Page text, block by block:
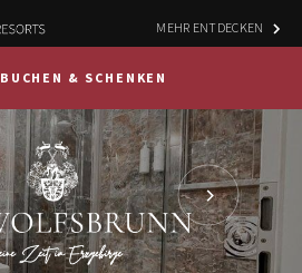
MEHR ENTDECKEN
BUCHEN & SCHENKEN